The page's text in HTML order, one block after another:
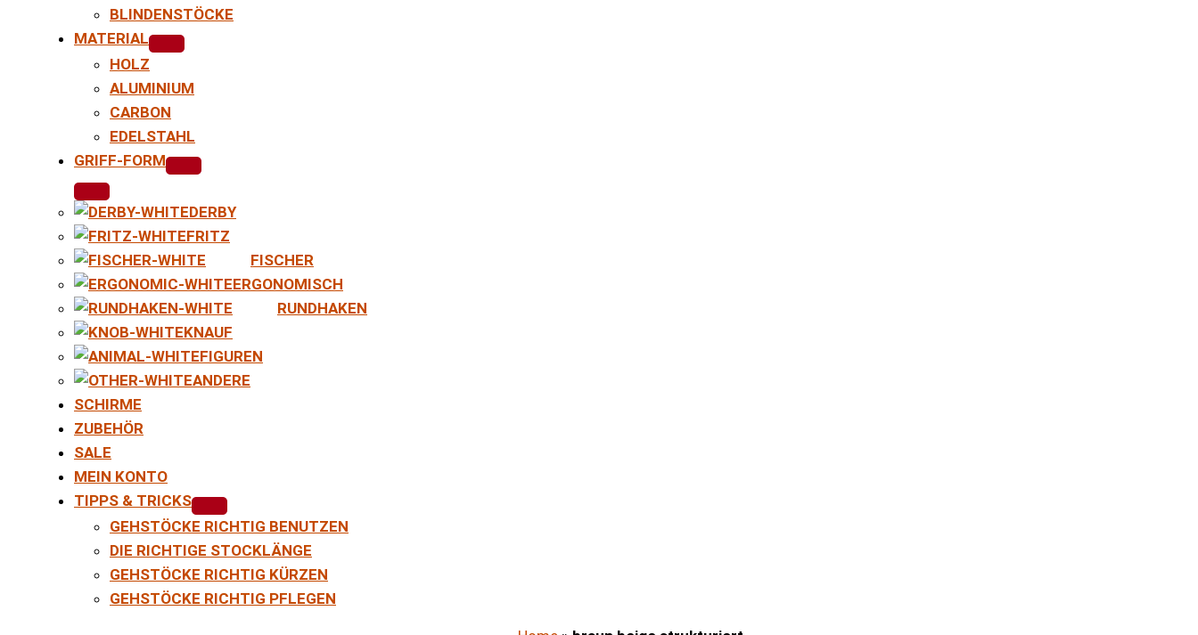
BLINDENSTÖCKE
MATERIAL
HOLZ
ALUMINIUM
CARBON
EDELSTAHL
GRIFF-FORM
DERBY
FRITZ
FISCHER
ERGONOMISCH
RUNDHAKEN
KNAUF
FIGUREN
ANDERE
SCHIRME
ZUBEHÖR
SALE
MEIN KONTO
TIPPS & TRICKS
GEHSTÖCKE RICHTIG BENUTZEN
DIE RICHTIGE STOCKLÄNGE
GEHSTÖCKE RICHTIG KÜRZEN
GEHSTÖCKE RICHTIG PFLEGEN